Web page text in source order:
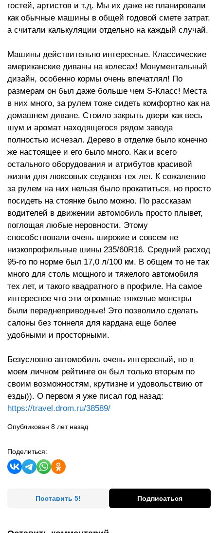
гостей, артистов и т.д. Мы их даже не планировали
как обычные машины в общей годовой смете затрат,
а считали калькуляции отдельно на каждый случай.
Машины действительно интересные. Классические
американские диваны на колесах! Монументальный
дизайн, особенно кормы очень впечатлял! По
размерам он был даже больше чем S-Класс! Места
в них много, за рулем тоже сидеть комфортно как на
домашнем диване. Стоило закрыть двери как весь
шум и аромат находящегося рядом завода
полностью исчезал. Дерево в отделке было конечно
же настоящее и его было много. Как и всего
остального оборудования и атрибутов красивой
жизни для люксовых седанов тех лет. К сожалению
за рулем на них нельзя было прокатиться, но просто
посидеть на стоянке было можно. По рассказам
водителей в движении автомобиль просто плывет,
поглощая любые неровности. Этому
способствовали очень широкие и совсем не
низкопрофильные шины 235/60R16. Средний расход
95-го по норме был 17,0 л/100 км. В общем то не так
много для столь мощного и тяжелого автомобиля
тех лет, и такого квадратного в профиле. На самое
интересное что эти огромные тяжелые монстры
были переднеприводные! Это позволило сделать
салоны без тоннеля для кардана еще более
удобными и просторными.
Безусловно автомобиль очень интересный, но в
моем личном рейтинге он был только вторым по
своим возможностям, крутизне и удовольствию от
езды)). О первом я уже писал год назад:
https://travel.drom.ru/38589/
Опубликован 8 лет назад
Поделиться:
Поставить 5! Подписаться